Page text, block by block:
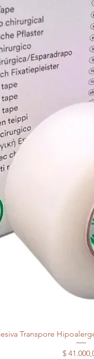
Transpore
Precio
$